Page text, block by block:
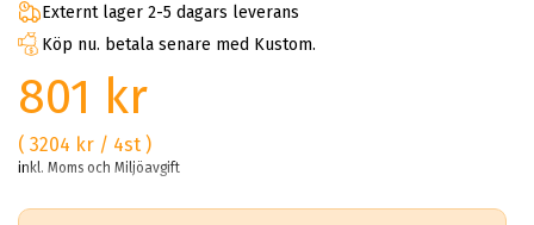
Externt lager 2-5 dagars leverans
Köp nu. betala senare med Kustom.
801 kr
( 3204 kr / 4st )
inkl. Moms och Miljöavgift